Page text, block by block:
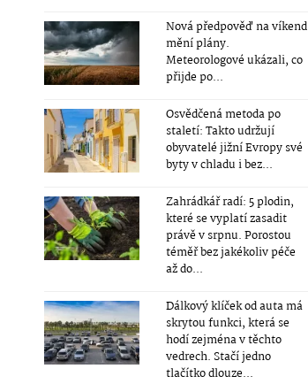
Nová předpověď na víkend
mění plány.
Meteorologové ukázali, co
přijde po...
Osvědčená metoda po
staletí: Takto udržují
obyvatelé jižní Evropy své
byty v chladu i bez...
Zahrádkář radí: 5 plodin,
které se vyplatí zasadit
právě v srpnu. Porostou
téměř bez jakékoliv péče
až do...
Dálkový klíček od auta má
skrytou funkci, která se
hodí zejména v těchto
vedrech. Stačí jedno
tlačítko dlouze...